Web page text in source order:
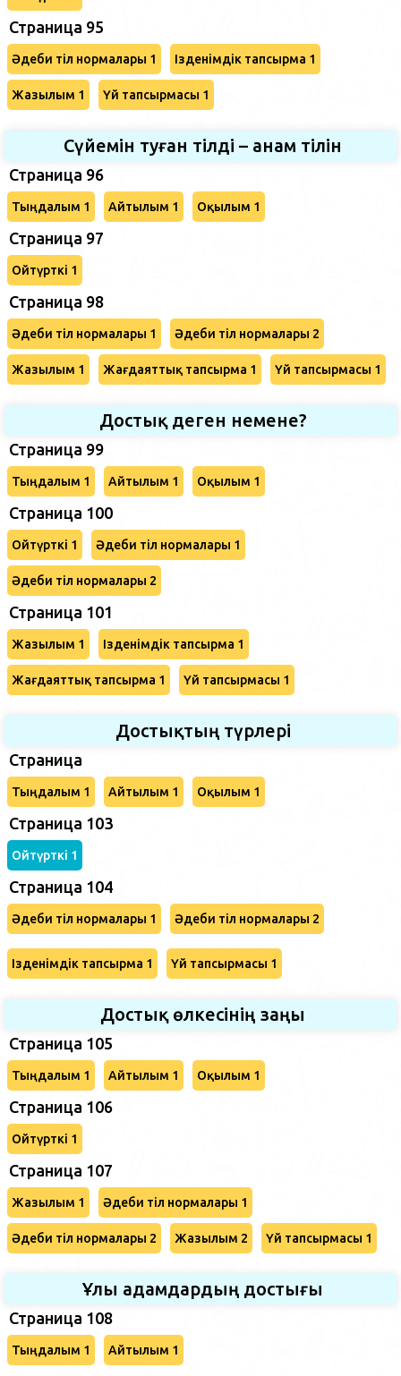
Страница 95
Әдеби тіл нормалары 1 Ізденімдік тапсырма 1
Жазылым 1 Үй тапсырмасы 1
Сүйемін туған тілді – анам тілін
Страница 96
Тыңдалым 1 Айтылым 1 Оқылым 1
Страница 97
Ойтүрткі 1
Страница 98
Әдеби тіл нормалары 1 Әдеби тіл нормалары 2
Жазылым 1 Жағдаяттық тапсырма 1 Үй тапсырмасы 1
Достық деген немене?
Страница 99
Тыңдалым 1 Айтылым 1 Оқылым 1
Страница 100
Ойтүрткі 1 Әдеби тіл нормалары 1
Әдеби тіл нормалары 2
Страница 101
Жазылым 1 Ізденімдік тапсырма 1
Жағдаяттық тапсырма 1 Үй тапсырмасы 1
Достықтың түрлері
Страница
Тыңдалым 1 Айтылым 1 Оқылым 1
Страница 103
Ойтүрткі 1
Страница 104
Әдеби тіл нормалары 1 Әдеби тіл нормалары 2
Ізденімдік тапсырма 1 Үй тапсырмасы 1
Достық өлкесінің заңы
Страница 105
Тыңдалым 1 Айтылым 1 Оқылым 1
Страница 106
Ойтүрткі 1
Страница 107
Жазылым 1 Әдеби тіл нормалары 1
Әдеби тіл нормалары 2 Жазылым 2 Үй тапсырмасы 1
Ұлы адамдардың достығы
Страница 108
Тыңдалым 1 Айтылым 1